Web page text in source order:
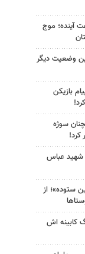
کشور در ۷۲ ساعت آینده؛ موج
وضعیت دیگر
بازیکن
سوژه
کرد!
شهید عباس
ستوده»؛ از
کابینه اش